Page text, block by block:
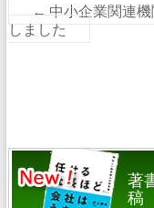
← 中小企業関連
しました
著
稿